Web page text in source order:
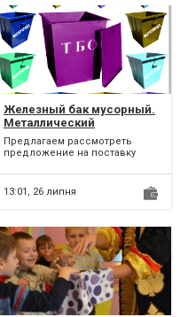
Железный бак мусорный.
Металлический
контейнер для ТБО
мусора, отходов
Предлагаем рассмотреть
предложение на поставку
хранения, сбора и вывоза на
утилиз...
13:01, 26 липня